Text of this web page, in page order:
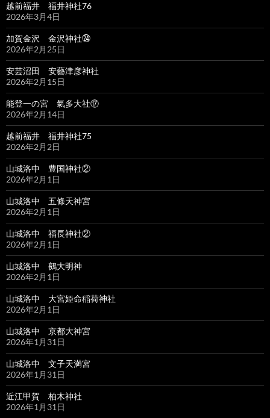
越前福井 福井神社76
2026年3月4日
加賀金沢 金沢神社㉔
2026年2月25日
安芸沼田 安藝津彦神社
2026年2月15日
能登一の宮 氣多大社⑰
2026年2月14日
越前福井 福井神社75
2026年2月2日
山城洛中 豊国神社②
2026年2月1日
山城洛中 五條天神宮
2026年2月1日
山城洛中 福長神社②
2026年2月1日
山城洛中 鵺大明神
2026年2月1日
山城洛中 大宮姫命稲荷神社
2026年2月1日
山城洛中 京都大神宮
2026年1月31日
山城洛中 文子天満宮
2026年1月31日
近江甲賀 柏木神社
2026年1月31日